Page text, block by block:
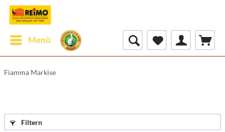
Menü
Fiamma Markise
Filtern